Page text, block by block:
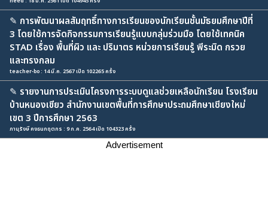
✎ การพัฒนาผลสัมฤทธิ์ทางการเรียนของนักเรียนชั้นมัธยมศึกษาปีที่
3 โดยใช้การจัดกิจกรรมการเรียนรู้แบบกลุ่มร่วมมือ โดยใช้เทคนิค
STAD เรื่อง พื้นที่ผิว และ ปริมาตร หน่วยการเรียนรู้ พีระมิด กรวย
และทรงกลม
teacher-bo : 14 มี.ค. 2567 เปิด 102265 ครั้ง
✎ รายงานการประเมินโครงการระบบดูแลช่วยเหลือนักเรียน โรงเรียน
บ้านหนองเขียว สำนักงานเขตพื้นที่การศึกษาประถมศึกษาเชียงใหม่
เขต 3 ปีการศึกษา 2563
ภานุรังษี คงธนกฤตกร : 9 ก.ค. 2564 เปิด 104323 ครั้ง
Advertisement